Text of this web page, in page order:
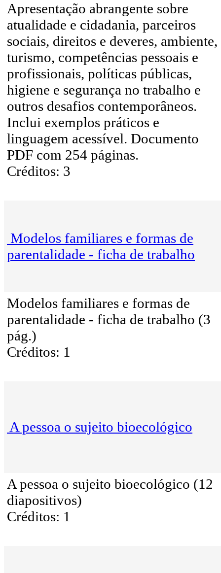
Apresentação abrangente sobre
atualidade e cidadania, parceiros
sociais, direitos e deveres, ambiente,
turismo, competências pessoais e
profissionais, políticas públicas,
higiene e segurança no trabalho e
outros desafios contemporâneos.
Inclui exemplos práticos e
linguagem acessível. Documento
PDF com 254 páginas.
Créditos: 3
Modelos familiares e formas de
parentalidade - ficha de trabalho
Modelos familiares e formas de
parentalidade - ficha de trabalho (3
pág.)
Créditos: 1
A pessoa o sujeito bioecológico
A pessoa o sujeito bioecológico (12
diapositivos)
Créditos: 1